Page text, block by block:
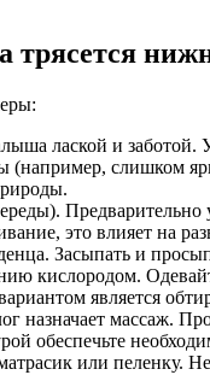
трясется
лаской и заботой.
слишком
Предварительно
это влияет на
Засыпать и
кислородом.
является
назначает массаж.
обеспечьте
или пеленку.